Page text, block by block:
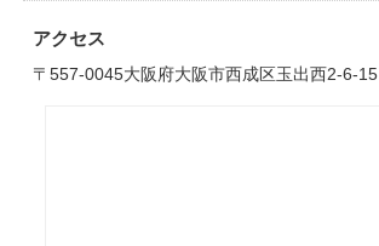
アクセス
〒557-0045大阪府大阪市西成区玉出西2-6-15